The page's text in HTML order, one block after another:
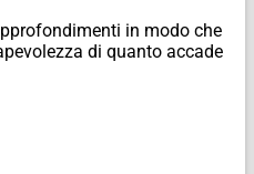
in modo che
di quanto accade